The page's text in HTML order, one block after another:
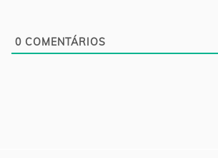
0 COMENTÁRIOS